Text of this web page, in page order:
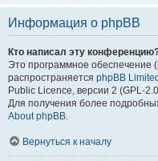
Информация о phpBB
Кто написал эту
Это программное обеспечение
распространяется phpBB Limited
Public Licence, версии 2 (GPL-
Для получения более
About phpBB.
Вернуться к началу